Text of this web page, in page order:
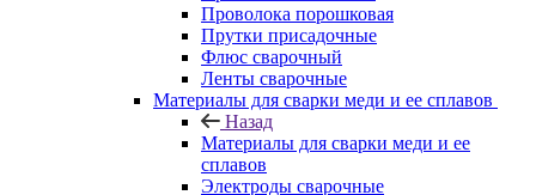
Проволока порошковая
Прутки присадочные
Флюс сварочный
Ленты сварочные
Материалы для сварки меди и ее сплавов
Назад
Материалы для сварки меди и ее
сплавов
Электроды сварочные